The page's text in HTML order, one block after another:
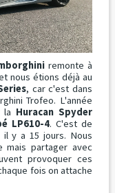
remonte à
nous étions déjà au
, car c'est dans
Trofeo. L'année
la Huracan Spyder
LP610-4. C'est de
y a 15 jours. Nous
mais partager avec
provoquer ces
fois on attache